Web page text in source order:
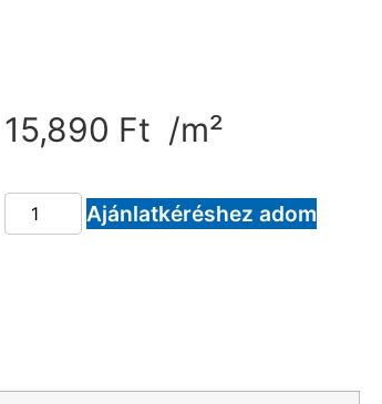
15,890 Ft /m²
Ajánlatkéréshez adom